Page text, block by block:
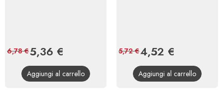
Prezzo
5,36 €
base
6,78 €
Aggiungi al carrello
Prezzo
4,52 €
base
5,72 €
Aggiungi al carrello